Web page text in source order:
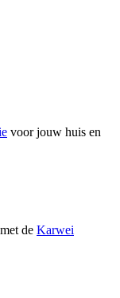
voor jouw huis en
de Karwei